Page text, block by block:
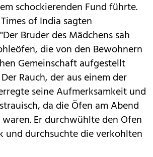
schockierenden Fund führte.
of India sagten
Bruder des Mädchens sah
die von den Bewohnern
Gemeinschaft aufgestellt
Rauch, der aus einem der
seine Aufmerksamkeit und
da die Öfen am Abend
Er durchwühlte den Ofen
und durchsuchte die verkohlten